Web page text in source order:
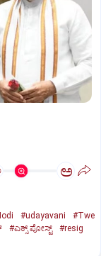
ಅ
#udayavani
#Twe
#ಎಕ್ಸ್‌ ಪೋಸ್ಟ್
#resig